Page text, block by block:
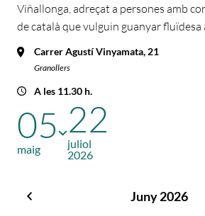
Viñallonga, adreçat a persones amb
de català que vulguin guanyar fluïdesa
Carrer Agustí Vinyamata, 21
Granollers
A les 11.30 h.
05
maig
22
juliol
2026
Juny 2026